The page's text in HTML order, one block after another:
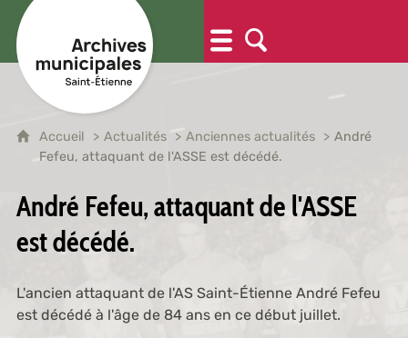
Accueil Actualités Anciennes actualités
André
Fefeu, attaquant de l'ASSE est décédé.
André Fefeu, attaquant de l'ASSE
est décédé.
L'ancien attaquant de l'AS Saint-Étienne André Fefeu
est décédé à l'âge de 84 ans en ce début juillet.